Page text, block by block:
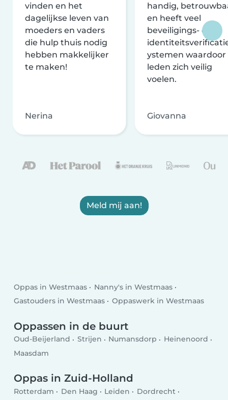
vinden en het
dagelijkse leven van
moeders en vaders
die hulp thuis nodig
hebben makkelijker
te maken!
Nerina
handig,
en heeft veel
beveiligings- en
ystemen waardoor
leden zich veilig
voelen.
Giovanna
Meld mij aan!
Oppas in Westmaas
Nanny's in Westmaas
Gastouders in Westmaas
Oppaswerk in Westmaas
Oppassen in de buurt
Oud-Beijerland Strijen Numansdorp
Heinenoord
Maasdam
Oppas in Zuid-Holland
Rotterdam Den Haag Leiden
Dordrecht